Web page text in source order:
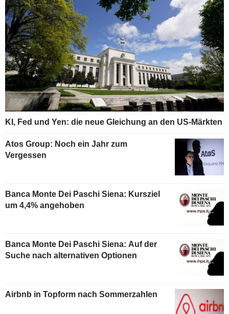
KI, Fed und Yen: die neue Gleichung an den US-Märkten
Atos Group: Noch ein Jahr zum
Vergessen
Banca Monte Dei Paschi Siena: Kursziel
um 4,4% angehoben
Banca Monte Dei Paschi Siena: Auf der
Suche nach alternativen Optionen
Airbnb in Topform nach Sommerzahlen